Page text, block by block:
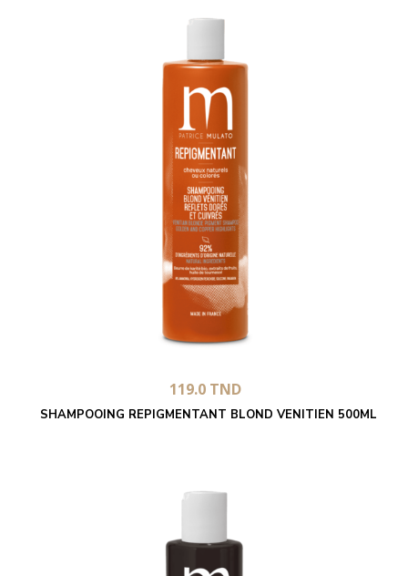
SHAMPOOING REPIGMENTANT BLOND VENITIEN 500ML
119.0 TND